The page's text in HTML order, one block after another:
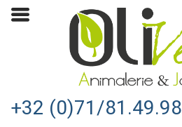
+32 (0)71/81.49.98